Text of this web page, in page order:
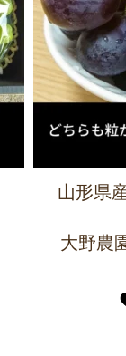
山形県
大野農